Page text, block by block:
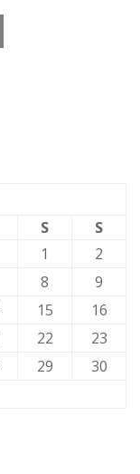
S
S
1
2
8
9
15
16
22
23
29
30